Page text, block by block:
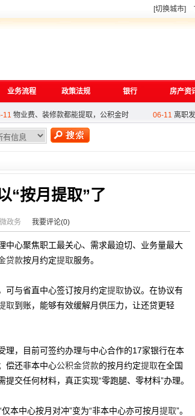
[切换城市]
业务流程 政策法规 银行 房产资
11 物业费、装修款都能提取，公积金时 06-11 离职
27 酒泉公积金筑牢审核'三道防线',谱 05-25 西安
27 “一次办、快乐享”！苏州苏锦街道 04-27 温州
11 物业费、装修款都能提取，公积金时 06-11 离职
27 酒泉公积金筑牢审核'三道防线',谱
27 “一次办、快乐享”！苏州苏锦街道 温州
“按月提取”了
政务 我要评论(0)
中心聚焦职工最关心、需求最迫切、业务量最大
贷款按月约定提取服务。
可与省直中心签订按月约定提取协议。在协议有
取到账，能够有效缓解月供压力，让还贷更轻
理，目前可签约办理与中心合作的17家银行在本
偿还非本中心公积金贷款的按月约定提取在全国
交任何材料，真正实现“零跑腿、零材料”办理。
本中心按月对冲”变为“非本中心亦可按月提取”。